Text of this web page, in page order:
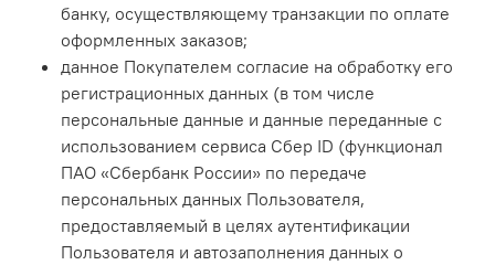
банку, осуществляющему транзакции по оплате
оформленных заказов;
данное Покупателем согласие на обработку его
регистрационных данных (в том числе
персональные данные и данные переданные с
использованием сервиса Сбер ID (функционал
ПАО «Сбербанк России» по передаче
персональных данных Пользователя,
предоставляемый в целях аутентификации
Пользователя и автозаполнения данных о